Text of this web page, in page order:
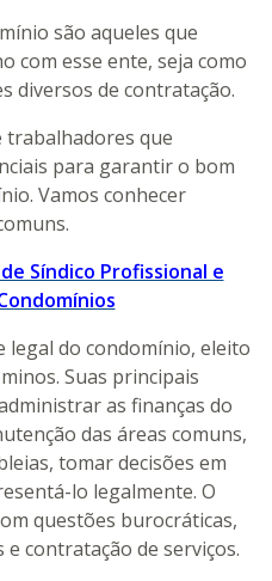
são aqueles que
com esse ente, seja como
diversos de contratação.
trabalhadores que
para garantir o bom
Vamos conhecer
Síndico Profissional e
legal do condomínio, eleito
Suas principais
as finanças do
das áreas comuns,
tomar decisões em
lo legalmente. O
questões burocráticas,
contratação de serviços.